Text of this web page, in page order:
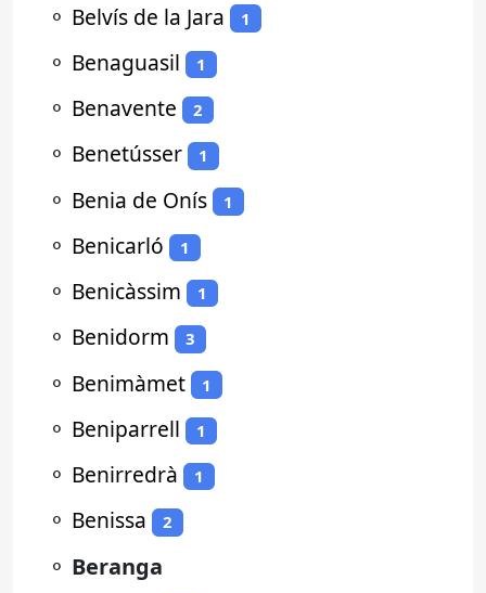
⚬ Belvís de la Jara 1
⚬ Benaguasil 1
⚬ Benavente 2
⚬ Benetússer 1
⚬ Benia de Onís 1
⚬ Benicarló 1
⚬ Benicàssim 1
⚬ Benidorm 3
⚬ Benimàmet 1
⚬ Beniparrell 1
⚬ Benirredrà 1
⚬ Benissa 2
⚬ Beranga